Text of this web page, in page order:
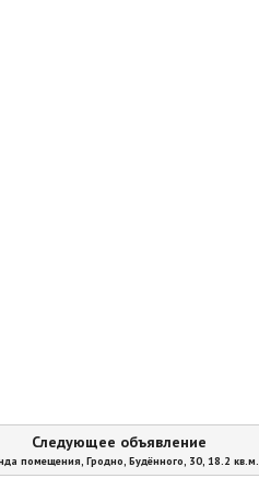
Следующее объявление
помещения, Гродно, Будённого, 30, 18.2 кв.м.